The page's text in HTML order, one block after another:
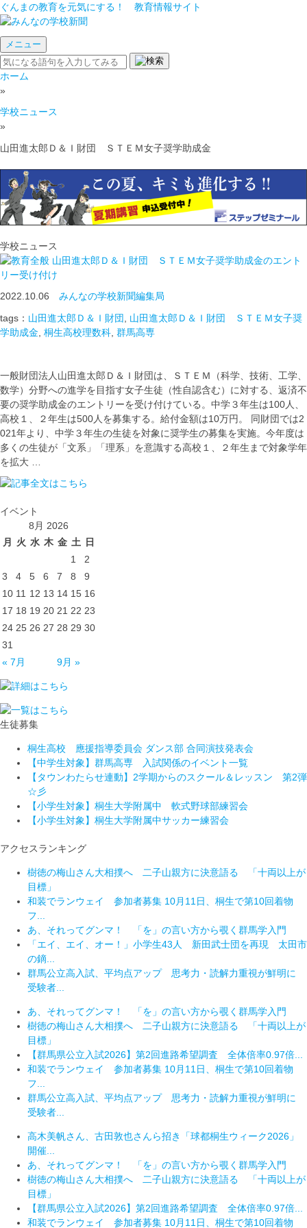
ぐんまの教育を元気にする！ 教育情報サイト
メニュー
ホーム
»
学校ニュース
»
山田進太郎Ｄ＆Ｉ財団 ＳＴＥＭ女子奨学助成金
学校ニュース
山田進太郎Ｄ＆Ｉ財団 ＳＴＥＭ女子奨学助成金のエント
リー受け付け
2022.10.06 みんなの学校新聞編集局
tags： 山田進太郎Ｄ＆Ｉ財団
山田進太郎Ｄ＆Ｉ財団 ＳＴＥＭ女子奨
学助成金 桐生高校理数科 群馬高専
一般財団法人山田進太郎Ｄ＆Ｉ財団は、ＳＴＥＭ（科学、技術、工学、
数学）分野への進学を目指す女子生徒（性自認含む）に対する、返済不
要の奨学助成金のエントリーを受け付けている。中学３年生は100人、
高校１、２年生は500人を募集する。給付金額は10万円。 同財団では2
021年より、中学３年生の生徒を対象に奨学生の募集を実施。今年度は
多くの生徒が「文系」「理系」を意識する高校１、２年生まで対象学年
を拡大 …
イベント
8月 2026
月
火 水 木 金 土
日
1
2
3
4 5 6 7 8
9
10 11 12 13 14 15 16
17 18 19 20 21 22 23
24 25 26 27 28 29 30
31
« 7月
9月 »
生徒募集
桐生高校 應援指導委員会 ダンス部 合同演技発表会
【中学生対象】群馬高専 入試関係のイベント一覧
【タウンわたらせ連動】2学期からのスクール＆レッスン 第2弾
☆彡
【小学生対象】桐生大学附属中 軟式野球部練習会
【小学生対象】桐生大学附属中サッカー練習会
アクセスランキング
樹徳の梅山さん大相撲へ 二子山親方に決意語る 「十両以上が
目標」
和装でランウェイ 参加者募集 10月11日、桐生で第10回着物
フ...
あ、それってグンマ！ 「を」の言い方から覗く群馬学入門
「エイ、エイ、オー！」小学生43人 新田武士団を再現 太田市
の鏑...
群馬公立高入試、平均点アップ 思考力・読解力重視が鮮明に
受験者...
あ、それってグンマ！ 「を」の言い方から覗く群馬学入門
樹徳の梅山さん大相撲へ 二子山親方に決意語る 「十両以上が
目標」
【群馬県公立入試2026】第2回進路希望調査 全体倍率0.97倍...
和装でランウェイ 参加者募集 10月11日、桐生で第10回着物
フ...
群馬公立高入試、平均点アップ 思考力・読解力重視が鮮明に
受験者...
高木美帆さん、古田敦也さんら招き「球都桐生ウィーク2026」
開催...
あ、それってグンマ！ 「を」の言い方から覗く群馬学入門
樹徳の梅山さん大相撲へ 二子山親方に決意語る 「十両以上が
目標」
【群馬県公立入試2026】第2回進路希望調査 全体倍率0.97倍...
和装でランウェイ 参加者募集 10月11日、桐生で第10回着物